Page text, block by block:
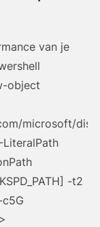
van je
object
microsoft/
-t2